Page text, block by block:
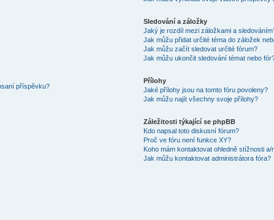
příspěvku?
Sledování a záložky
Jaký je rozdíl mezi záložkami a
Jak můžu přidat určité téma do záložek
Jak můžu začít sledovat určité fórum?
Jak můžu ukončit sledování témat nebo
Přílohy
Jaké přílohy jsou na tomto fóru povoleny?
Jak můžu najít všechny svoje přílohy?
Záležitosti týkající se phpBB
Kdo napsal toto diskusní fórum?
Proč ve fóru není funkce XY?
Koho mám kontaktovat ohledně stížnosti
Jak můžu kontaktovat administrátora fóra?